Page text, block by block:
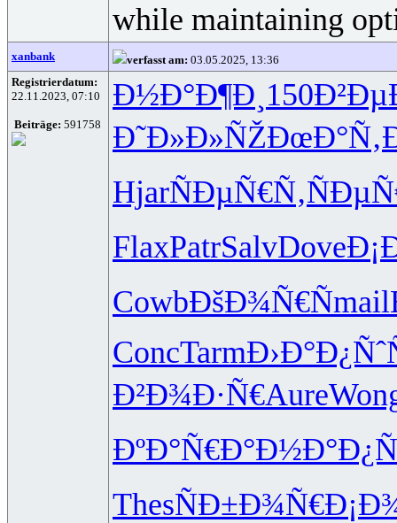
while maintaining
xanbank verfasst am: 03.05.2025, 13:36
Registrierdatum:
22.11.2023, 07:10
Beiträge: 591758
Ð½Ð°Ð¶Ð¸ 150
Ð˜Ð»Ð»ÑŽ
HjarÑÐµÑ€Ñ‚
FlaxPatrSalvDove
CowbÐšÐ¾Ñ€Ñmail
ConcTarmÐ›Ð°Ð¿Ñˆ
Ð²Ð¾Ð·Ñ€Aure
ÐºÐ°Ñ€Ð°
ThesÑÐ±Ð¾Ñ€